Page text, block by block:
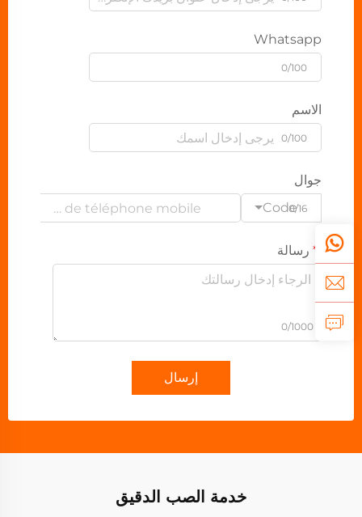
Whatsapp
0/100
الاسم
0/100
جوال
Code0/16
رسالة
0/1000
إرسال
خدمة الصب الدقيق